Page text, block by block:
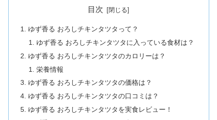
目次
ゆず香る おろしチキンタツタって？
ゆず香る おろしチキンタツタに入っている食材は？
ゆず香る おろしチキンタツタのカロリーは？
栄養情報
ゆず香る おろしチキンタツタの価格は？
ゆず香る おろしチキンタツタの口コミは？
ゆず香る おろしチキンタツタを実食レビュー！